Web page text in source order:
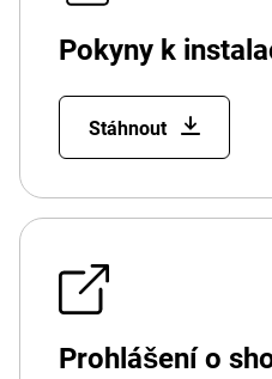
Pokyny k
Stáhnout
Prohlášení o